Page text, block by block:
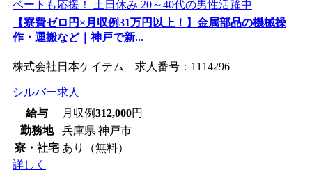
【寮費ゼロ円×月収例31万円以上！】金属部品の機械操
作・運搬など｜神戸で新...
株式会社日本ケイテム 求人番号：1114296
シルバー求人
給与
月収例312,000円
勤務地
兵庫県 神戸市
寮・社宅 あり（無料）
詳しく